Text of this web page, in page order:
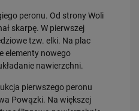
peronu. Od strony Woli
skarpę. W pierwszej
tzw. elki. Na plac
elementy nowego
nawierzchni.
pierwszego peronu
Powązki. Na większej